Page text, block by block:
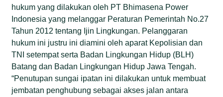
hukum yang dilakukan oleh PT Bhimasena Power
Indonesia yang melanggar Peraturan Pemerintah No.27
Tahun 2012 tentang Ijin Lingkungan. Pelanggaran
hukum ini justru ini diamini oleh aparat Kepolisian dan
TNI setempat serta Badan Lingkungan Hidup (BLH)
Batang dan Badan Lingkungan Hidup Jawa Tengah.
“Penutupan sungai ipatan ini dilakukan untuk membuat
jembatan penghubung sebagai akses jalan antara